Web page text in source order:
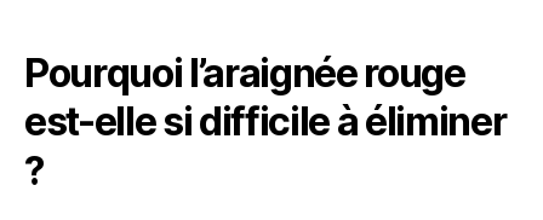
Pourquoi l’araignée rouge
est-elle si difficile à éliminer
?